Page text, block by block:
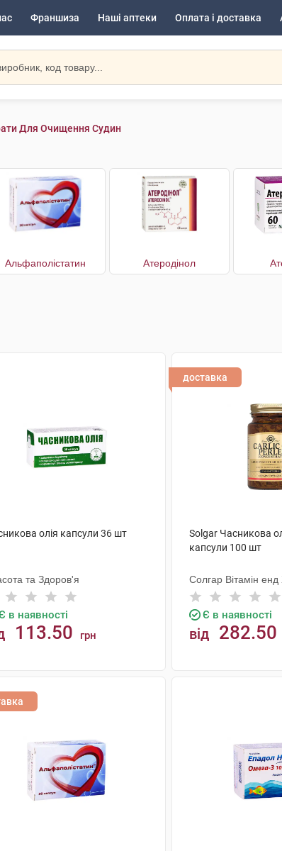
Франшиза Наші аптеки Оплата і доставка
Для Очищення Судин
Альфаполістатин Атеродінол
олія капсули 36 шт
та Здоров'я
в наявності
113.50 грн
доставка
Solgar Часникова
капсули 100 шт
Солгар Вітамін
Є в наявності
від 282.50